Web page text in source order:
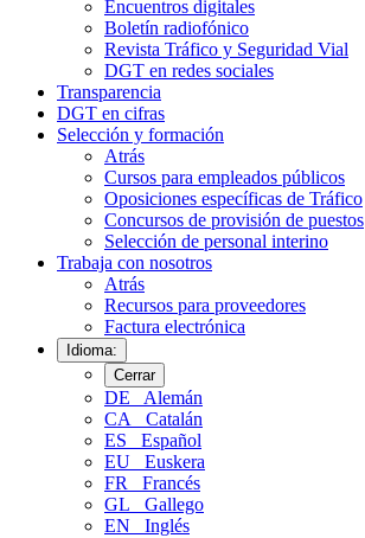
Encuentros digitales
Boletín radiofónico
Revista Tráfico y Seguridad Vial
DGT en redes sociales
Transparencia
DGT en cifras
Selección y formación
Atrás
Cursos para empleados públicos
Oposiciones específicas de Tráfico
Concursos de provisión de puestos
Selección de personal interino
Trabaja con nosotros
Atrás
Recursos para proveedores
Factura electrónica
Idioma:
Cerrar
DE
Alemán
CA
Catalán
ES
Español
EU
Euskera
FR
Francés
GL
Gallego
EN
Inglés